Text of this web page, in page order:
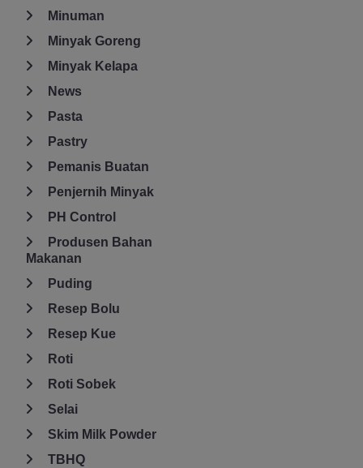
Minuman
Minyak Goreng
Minyak Kelapa
News
Pasta
Pastry
Pemanis Buatan
Penjernih Minyak
PH Control
Produsen Bahan
Makanan
Puding
Resep Bolu
Resep Kue
Roti
Roti Sobek
Selai
Skim Milk Powder
TBHQ